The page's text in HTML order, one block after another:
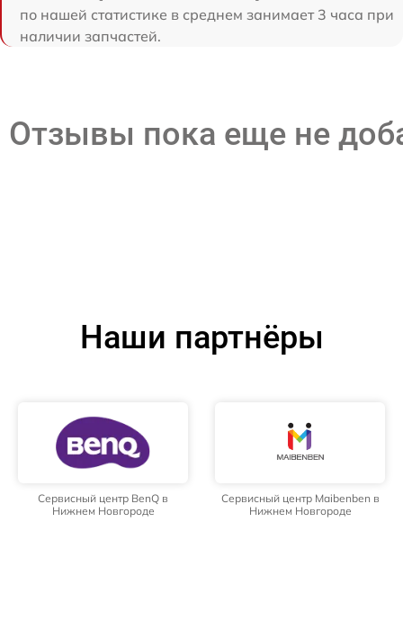
по нашей статистике в среднем занимает 3 часа при
наличии запчастей.
Отзывы пока еще не
Наши партнёры
Сервисный центр BenQ в
Нижнем Новгороде
Сервисный центр Maibenben в
Нижнем Новгороде